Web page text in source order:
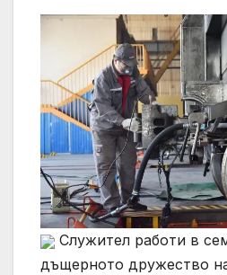
Служител работи в
дъщерното дружество